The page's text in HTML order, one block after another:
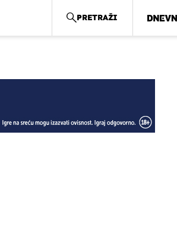
PRETRAŽI